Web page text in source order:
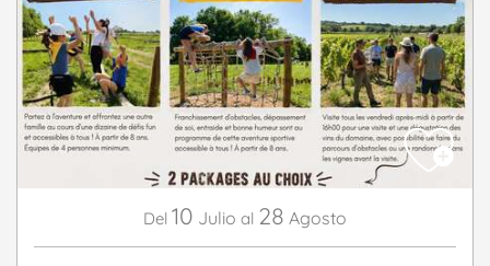
Del 10 Julio al 28 Agosto